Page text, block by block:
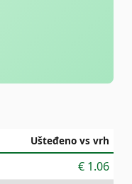
Ušteđeno vs vrh
€ 1.06